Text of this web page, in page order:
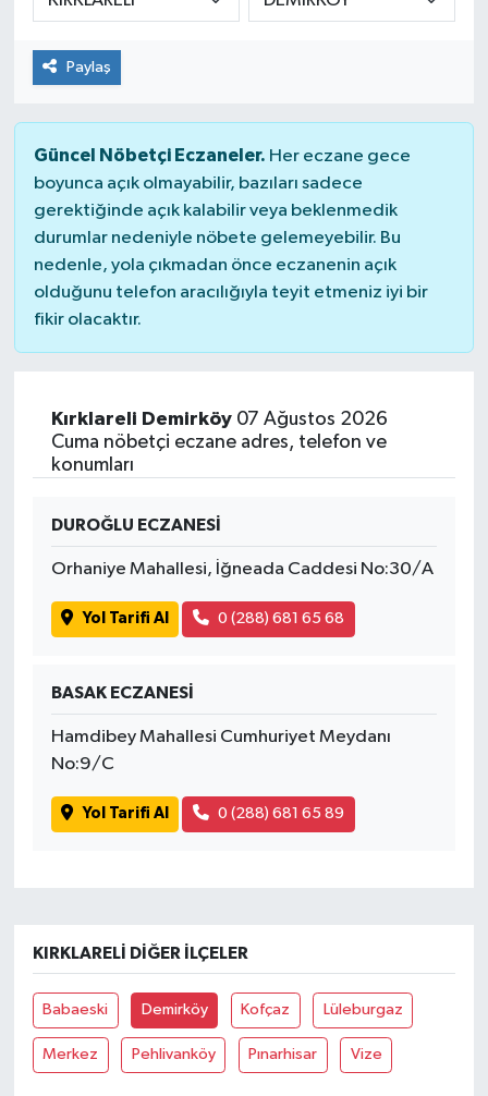
Paylaş
Güncel Nöbetçi Eczaneler. Her eczane gece
boyunca açık olmayabilir, bazıları sadece
gerektiğinde açık kalabilir veya beklenmedik
durumlar nedeniyle nöbete gelemeyebilir. Bu
nedenle, yola çıkmadan önce eczanenin açık
olduğunu telefon aracılığıyla teyit etmeniz iyi bir
fikir olacaktır.
Kırklareli Demirköy07 Ağustos 2026
Cuma nöbetçi eczane adres, telefon ve
konumları
DUROĞLU ECZANESİ
Orhaniye Mahallesi, İğneada Caddesi No:30/A
Yol Tarifi Al 0 (288) 681 65 68
BASAK ECZANESİ
Hamdibey Mahallesi Cumhuriyet Meydanı
No:9/C
Yol Tarifi Al 0 (288) 681 65 89
KIRKLARELI DIĞER İLÇELER
Babaeski Demirköy Kofçaz Lüleburgaz
Merkez Pehlivanköy Pınarhisar Vize